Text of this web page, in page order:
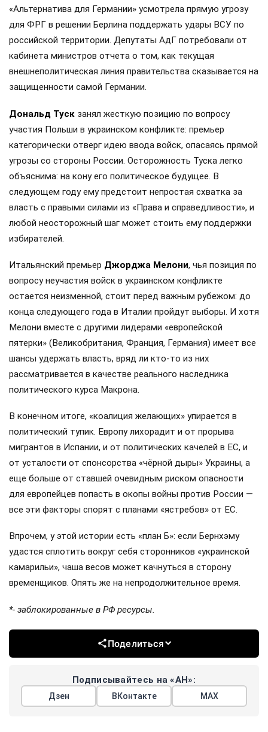
«Альтернатива для Германии» усмотрела прямую угрозу
для ФРГ в решении Берлина поддержать удары ВСУ по
российской территории. Депутаты АдГ потребовали от
кабинета министров отчета о том, как текущая
внешнеполитическая линия правительства сказывается на
защищенности самой Германии.
Дональд Туск занял жесткую позицию по вопросу
участия Польши в украинском конфликте: премьер
категорически отверг идею ввода войск, опасаясь прямой
угрозы со стороны России. Осторожность Туска легко
объяснима: на кону его политическое будущее. В
следующем году ему предстоит непростая схватка за
власть с правыми силами из «Права и справедливости», и
любой неосторожный шаг может стоить ему поддержки
избирателей.
Итальянский премьер Джорджа Мелони, чья позиция по
вопросу неучастия войск в украинском конфликте
остается неизменной, стоит перед важным рубежом: до
конца следующего года в Италии пройдут выборы. И хотя
Мелони вместе с другими лидерами «европейской
пятерки» (Великобритания, Франция, Германия) имеет все
шансы удержать власть, вряд ли кто-то из них
рассматривается в качестве реального наследника
политического курса Макрона.
В конечном итоге, «коалиция желающих» упирается в
политический тупик. Европу лихорадит и от прорыва
мигрантов в Испании, и от политических качелей в ЕС, и
от усталости от спонсорства «чёрной дыры» Украины, а
еще больше от ставшей очевидным риском опасности
для европейцев попасть в окопы войны против России —
все эти факторы спорят с планами «ястребов» от ЕС.
Впрочем, у этой истории есть «план Б»: если Бернхэму
удастся сплотить вокруг себя сторонников «украинской
камарильи», чаша весов может качнуться в сторону
временщиков. Опять же на непродолжительное время.
*- заблокированные в РФ ресурсы.
Поделиться
Подписывайтесь на «АН»:
Дзен ВКонтакте МАХ